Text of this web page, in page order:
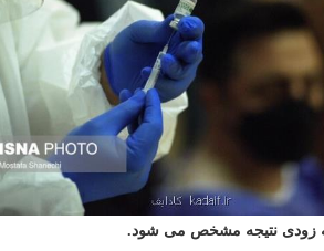
زودی نتیجه مشخص می شود.